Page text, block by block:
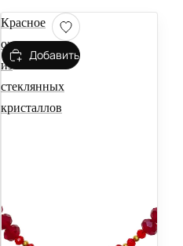
Красное
ожерелье
из
стеклянных
кристаллов
Добавить